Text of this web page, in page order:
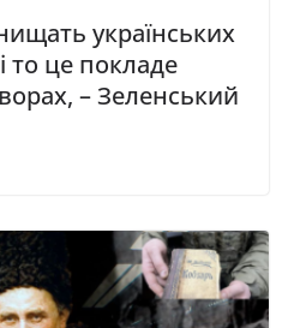
українських
то це покладе
– Зеленський